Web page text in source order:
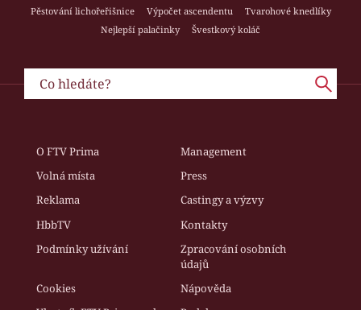
Pěstování lichořeřišnice
Výpočet ascendentu
Tvarohové knedlíky
Nejlepší palačinky
Švestkový koláč
O FTV Prima
Management
Volná místa
Press
Reklama
Castingy a výzvy
HbbTV
Kontakty
Podmínky užívání
Zpracování osobních
údajů
Cookies
Nápověda